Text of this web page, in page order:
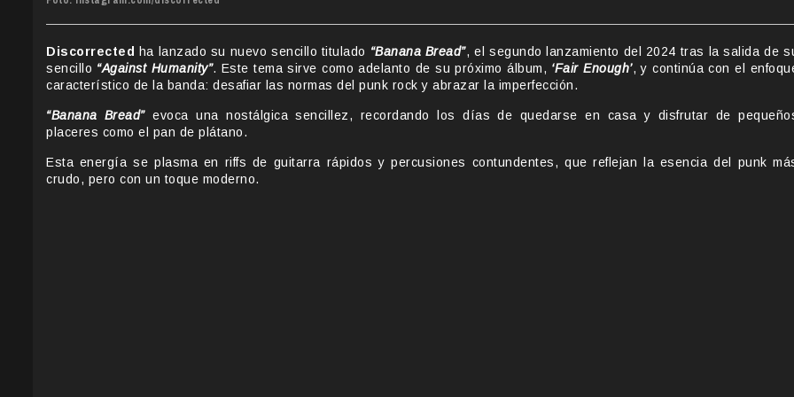
Discorrected ha lanzado su nuevo sencillo titulado “Banana Bread”, el segundo lanzamiento del 2024 tras la salida de
sencillo “Against Humanity”. Este tema sirve como adelanto de su próximo álbum, ‘Fair Enough’, y continúa con el
característico de la banda: desafiar las normas del punk rock y abrazar la imperfección.
“Banana Bread”evoca una nostálgica sencillez, recordando los días de quedarse en casa y disfrutar de
placeres como el pan de plátano.
Esta energía se plasma en riffs de guitarra rápidos y percusiones contundentes, que reflejan la esencia del punk
crudo, pero con un toque moderno.